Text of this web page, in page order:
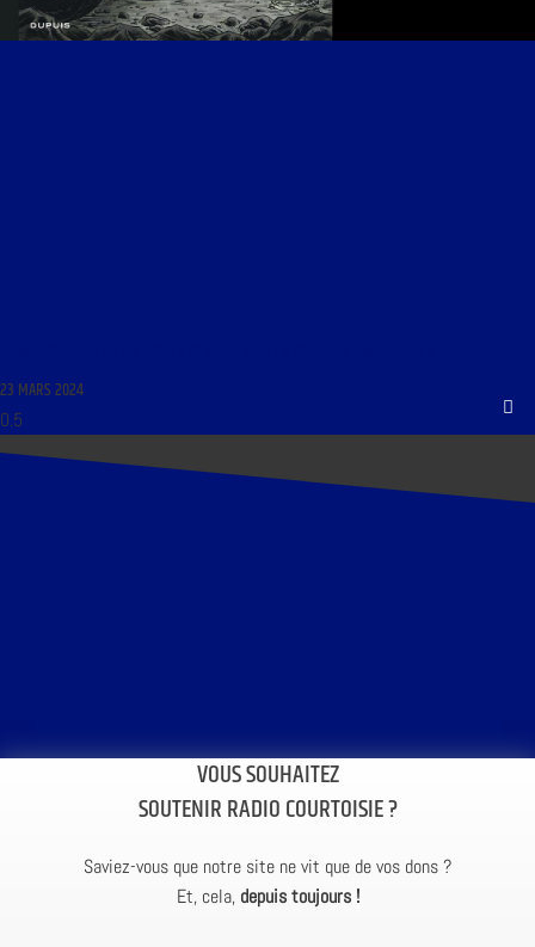
23 MARS 2024
VOUS SOUHAITEZ
SOUTENIR RADIO COURTOISIE ?
Saviez-vous que notre site ne vit que de vos dons ?
Et, cela, depuis toujours !